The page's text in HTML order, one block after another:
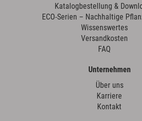
Katalogbestellung &
ECO-Serien – Nachhaltige
Wissenswertes
Versandkosten
FAQ
Unternehmen
Über uns
Karriere
Kontakt